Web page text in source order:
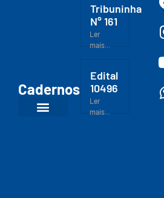
Cadernos
Tribuninha
N° 161
Ler
mais...
Edital
10496
Ler
mais...